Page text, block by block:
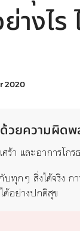
งไร
2020
ด้วยความผิด
ร้า และอาการโก
ทุกๆ สิ่งได้จริง
ด้อย่างปกติสุข